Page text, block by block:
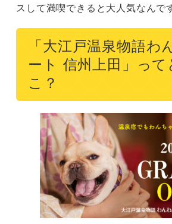
スして満喫できると大人気なんで
「大江戸温泉物語わ
ート 信州上田」って
こ？